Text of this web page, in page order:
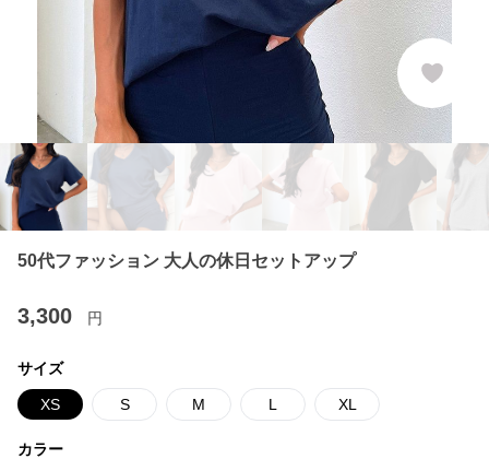
50代ファッション 大人の休日セットアップ
3,300 円
サイズ
XS S M L XL
カラー